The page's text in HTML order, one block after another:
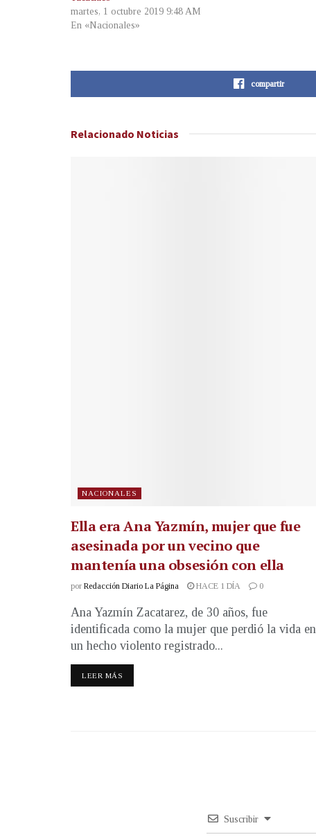
martes, 1 octubre 2019 9:48 AM
En «Nacionales»
compartir
Relacionado Noticias
NACIONALES
Ella era Ana Yazmín, mujer que fue
asesinada por un vecino que
mantenía una obsesión con ella
por Redacción Diario La Página HACE 1 DÍA 0
Ana Yazmín Zacatarez, de 30 años, fue
identificada como la mujer que perdió la vida en
un hecho violento registrado...
LEER MÁS
Suscribir